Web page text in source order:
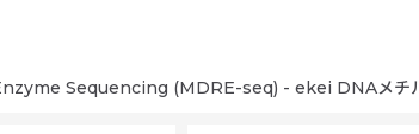
Sequencing (MDRE-seq) - ekei DNAメチル